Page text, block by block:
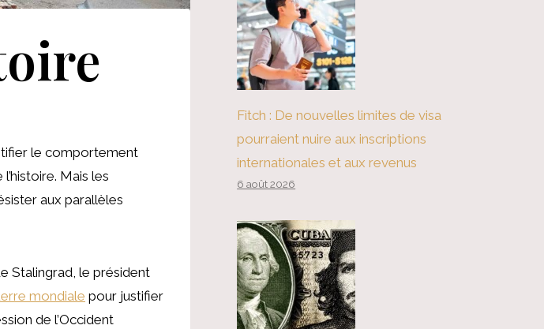
le comportement
Mais les
aux parallèles
Stalingrad, le président
mondiale pour justifier
de l’Occident
Fitch : De nouvelles limites de visa
pourraient nuire aux inscriptions
internationales et aux revenus
6 août 2026